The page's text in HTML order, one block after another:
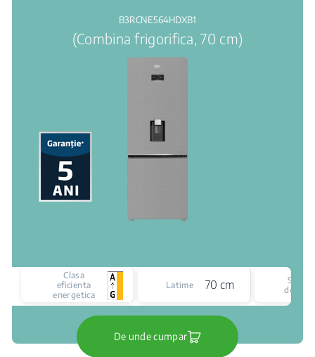
B3RCNE564HDXB1
(Combina frigorifica, 70 cm)
Clasa
eficienta
energetica
Latime 70 cm
Sistem
de
De unde cumpar